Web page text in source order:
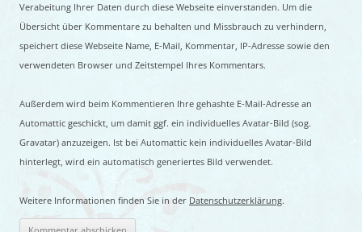
Verabeitung Ihrer Daten durch diese Webseite einverstanden. Um die
Übersicht über Kommentare zu behalten und Missbrauch zu verhindern,
speichert diese Webseite Name, E-Mail, Kommentar, IP-Adresse sowie den
verwendeten Browser und Zeitstempel Ihres Kommentars.
Außerdem wird beim Kommentieren Ihre gehashte E-Mail-Adresse an
Automattic geschickt, um damit ggf. ein individuelles Avatar-Bild (sog.
Gravatar) anzuzeigen. Ist bei Automattic kein individuelles Avatar-Bild
hinterlegt, wird ein automatisch generiertes Bild verwendet.
Weitere Informationen finden Sie in der Datenschutzerklärung.